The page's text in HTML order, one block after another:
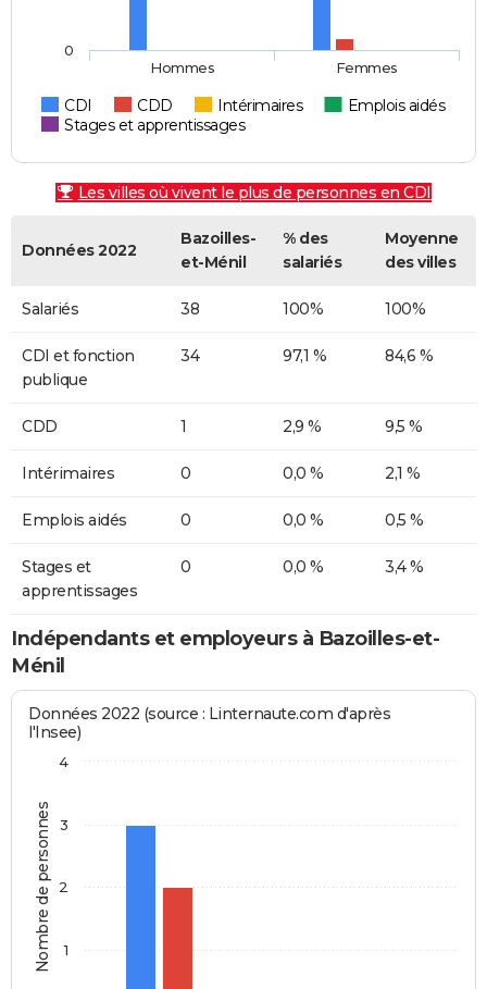
CDI CDD Intérimaires
Emplois aidés
Stages et apprentissages
Hommes Femmes
0
Les villes où vivent le plus de personnes en CDI
Données 2022
Bazoilles-
et-Ménil
% des
salariés
Moyenne
des villes
Salariés 38 100% 100%
CDI et fonction
publique
34 97,1 % 84,6 %
CDD 1 2,9 % 9,5 %
Intérimaires 0 0,0 % 2,1 %
Emplois aidés 0 0,0 % 0,5 %
Stages et
apprentissages
0 0,0 % 3,4 %
Indépendants et employeurs à Bazoilles-et-
Ménil
Nombre de personnes
Données 2022 (source : Linternaute.com d'après
l'Insee)
1
2
3
4